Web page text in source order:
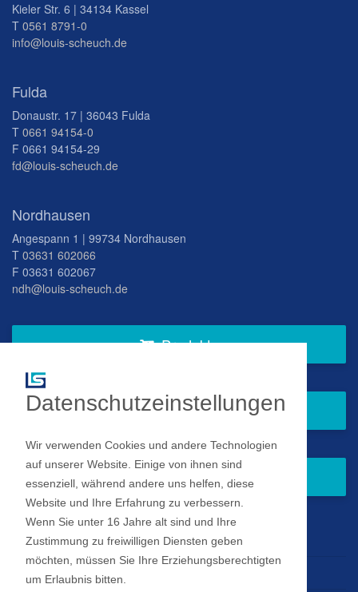
Kieler Str. 6 | 34134 Kassel
T 0561 8791-0
info@louis-scheuch.de
Fulda
Donaustr. 17 | 36043 Fulda
T 0661 94154-0
F 0661 94154-29
fd@louis-scheuch.de
Nordhausen
Angespann 1 | 99734 Nordhausen
T 03631 602066
F 03631 602067
ndh@louis-scheuch.de
Produkte
Fragen Sie gern bei uns an
Zum Newsletter anmelden
Impressum
Datenschutz
Datenschutzeinstellungen
Wir verwenden Cookies und andere Technologien
auf unserer Website. Einige von ihnen sind
essenziell, während andere uns helfen, diese
Website und Ihre Erfahrung zu verbessern.
Wenn Sie unter 16 Jahre alt sind und Ihre
Zustimmung zu freiwilligen Diensten geben
möchten, müssen Sie Ihre Erziehungsberechtigten
um Erlaubnis bitten.